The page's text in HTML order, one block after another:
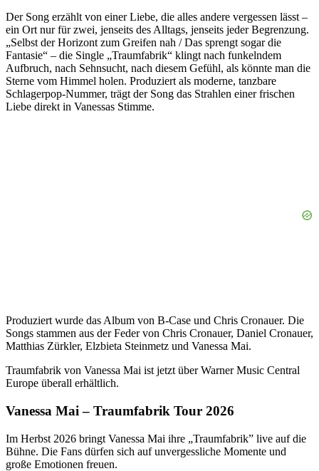
Der Song erzählt von einer Liebe, die alles andere vergessen lässt –
ein Ort nur für zwei, jenseits des Alltags, jenseits jeder Begrenzung.
„Selbst der Horizont zum Greifen nah / Das sprengt sogar die
Fantasie“ – die Single „Traumfabrik“ klingt nach funkelndem
Aufbruch, nach Sehnsucht, nach diesem Gefühl, als könnte man die
Sterne vom Himmel holen. Produziert als moderne, tanzbare
Schlagerpop-Nummer, trägt der Song das Strahlen einer frischen
Liebe direkt in Vanessas Stimme.
Produziert wurde das Album von B-Case und Chris Cronauer. Die
Songs stammen aus der Feder von Chris Cronauer, Daniel Cronauer,
Matthias Zürkler, Elzbieta Steinmetz und Vanessa Mai.
Traumfabrik von Vanessa Mai ist jetzt über Warner Music Central
Europe überall erhältlich.
Vanessa Mai – Traumfabrik Tour 2026
Im Herbst 2026 bringt Vanessa Mai ihre „Traumfabrik” live auf die
Bühne. Die Fans dürfen sich auf unvergessliche Momente und
große Emotionen freuen.